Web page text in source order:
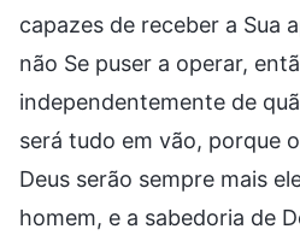
capazes de receber a Sua
não Se puser a operar,
independentemente de
será tudo em vão, porque
Deus serão sempre mais
homem, e a sabedoria de